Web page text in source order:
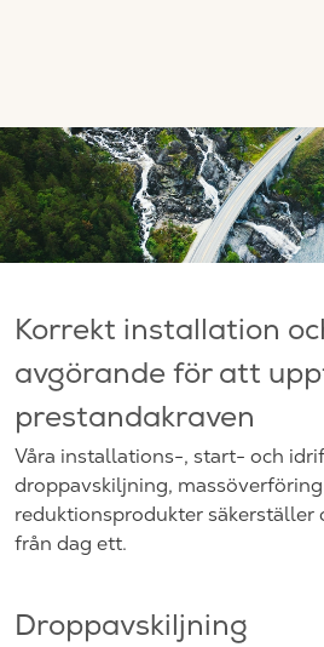
Korrekt installation
avgörande för att
prestandakraven
Våra installations-, start- och
droppavskiljning,
reduktionsprodukter säkerställer
från dag ett.
Droppavskiljning